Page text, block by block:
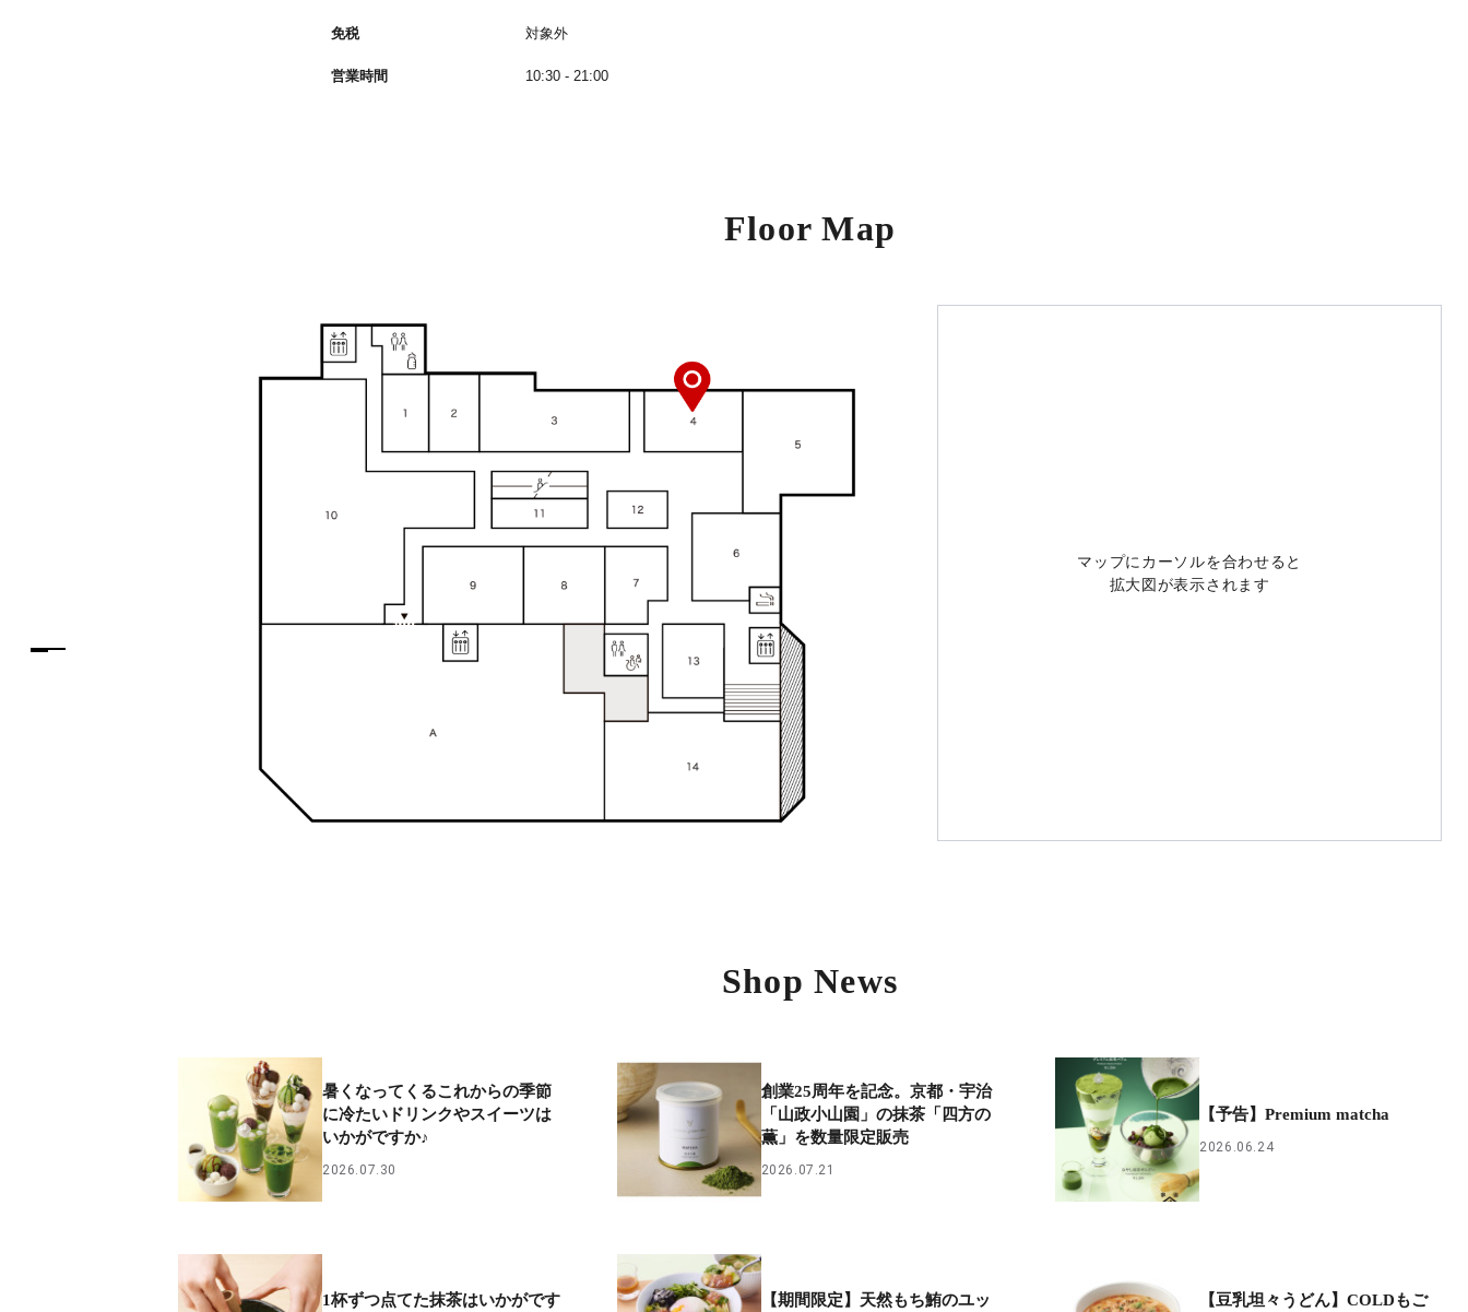
免税 対象外
営業時間 10:30 - 21:00
Floor Map
マップにカーソルを合わせると
拡大図が表示されます
Shop News
暑くなってくるこれからの季節
に冷たいドリンクやスイーツは
いかがですか♪
2026.07.30
創業25周年を記念。京都・宇治
「山政小山園」の抹茶「四方の
薫」を数量限定販売
2026.07.21
【予告】Premium ​matcha
2026.06.24
1杯ずつ点てた抹茶はいかがです
【期間限定】天然もち鮪のユッ
【豆乳坦々うどん】COLDもご